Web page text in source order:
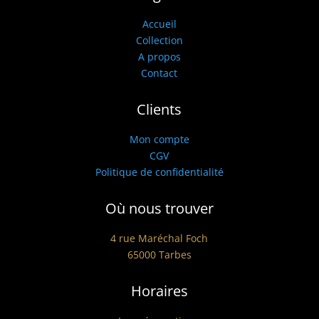
Accueil
Collection
A propos
Contact
Clients
Mon compte
CGV
Politique de confidentialité
Où nous trouver
4 rue Maréchal Foch
65000 Tarbes
Horaires